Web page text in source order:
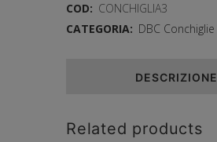
COD: CONCHIGLIA3
CATEGORIA: DBC Conchiglie
DESCRIZIONE
Related products